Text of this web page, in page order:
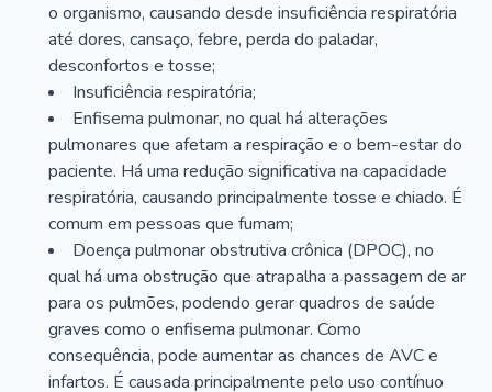
o organismo, causando desde insuficiência respiratória
até dores, cansaço, febre, perda do paladar,
desconfortos e tosse;
Insuficiência respiratória;
Enfisema pulmonar, no qual há alterações
pulmonares que afetam a respiração e o bem-estar do
paciente. Há uma redução significativa na capacidade
respiratória, causando principalmente tosse e chiado. É
comum em pessoas que fumam;
Doença pulmonar obstrutiva crônica (DPOC), no
qual há uma obstrução que atrapalha a passagem de ar
para os pulmões, podendo gerar quadros de saúde
graves como o enfisema pulmonar. Como
consequência, pode aumentar as chances de AVC e
infartos. É causada principalmente pelo uso contínuo